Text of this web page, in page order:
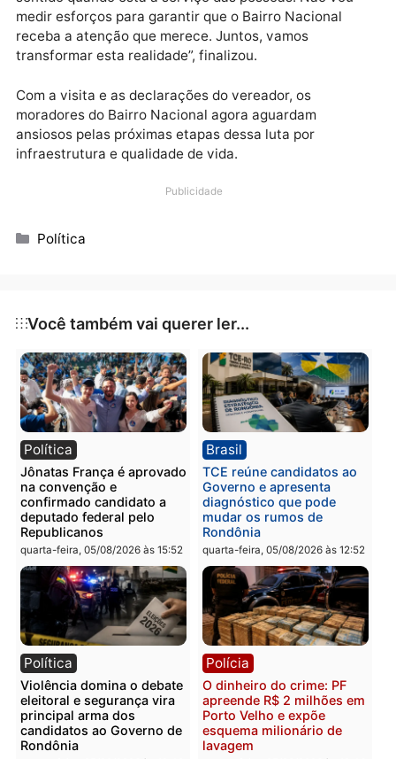
do Bairro Nacional, que há anos aguardam por
melhorias. “Ficamos felizes em ver que alguém está
disposto a nos ouvir. Esperamos que as promessas
sejam cumpridas e que, em breve, possamos andar
ruas dignas”, afirmou Antônio Silva, presidente da
Associação de Moradores do Bairro Nacional.
compromisso com a população. “A política só tem
medir esforços para garantir que o Bairro Nacional
Com a visita e as declarações do vereador, os
moradores do Bairro Nacional agora aguardam
ansiosos pelas próximas etapas dessa luta por
infraestrutura e qualidade de vida.
Publicidade
Categorias
Política
Você também vai querer ler...
Política
Jônatas França é aprovado
Brasil
TCE reúne candidatos ao